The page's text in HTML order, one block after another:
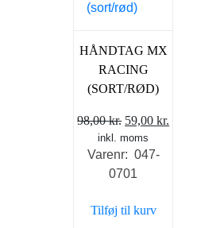
HÅNDTAG MX
RACING
(SORT/RØD)
98,00kr. Den
oprindelige
pris
var:
59,00kr.
inkl. moms
Varenr: 047-
0701
Tilføj til kurv